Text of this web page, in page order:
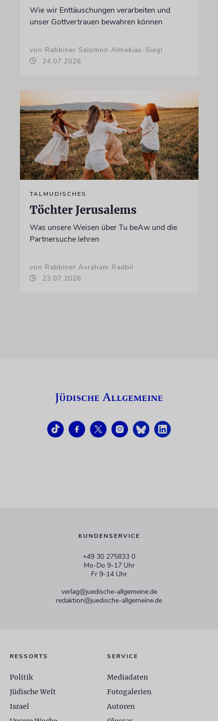
Wie wir Enttäuschungen verarbeiten und
unser Gottvertrauen bewahren können
von Rabbiner Salomon Almekias-Siegl
24.07.2026
TALMUDISCHES
Töchter Jerusalems
Was unsere Weisen über Tu beAw und die
Partnersuche lehren
von Rabbiner Avraham Radbil
23.07.2026
KUNDENSERVICE
+49 30 275833 0
Mo-Do 9-17 Uhr
Fr 9-14 Uhr
verlag@juedische-allgemeine.de
redaktion@juedische-allgemeine.de
RESSORTS
Politik
Jüdische Welt
Israel
SERVICE
Mediadaten
Fotogalerien
Autoren